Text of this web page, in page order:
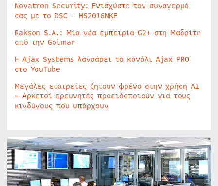
Novatron Security: Ενισχύστε τον συναγερμό
σας με το DSC – HS2016NKE
Rakson S.A.: Μία νέα εμπειρία G2+ στη Μαδρίτη
από την Golmar
Η Ajax Systems λανσάρει το κανάλι Ajax PRO
στο YouTube
Μεγάλες εταιρείες ζητούν φρένο στην χρήση AI
– Αρκετοί ερευνητές προειδοποιούν για τους
κινδύνους που υπάρχουν